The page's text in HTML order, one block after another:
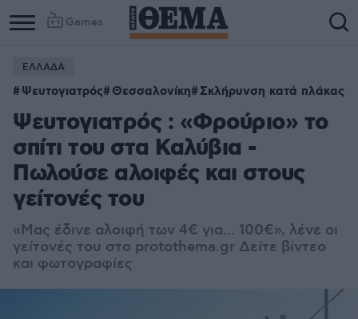
Games
ΕΛΛΑΔΑ
Ψευτογιατρός Θεσσαλονίκη Σκλήρυνση κατά πλάκας
Ψευτογιατρός : «Φρούριο» το
σπίτι του στα Καλύβια -
Πωλούσε αλοιφές και στους
γείτονές του
«Μας έδινε αλοιφή των 4€ για... 100€», λένε οι
γείτονές του στο protothema.gr Δείτε βίντεο
και φωτογραφίες